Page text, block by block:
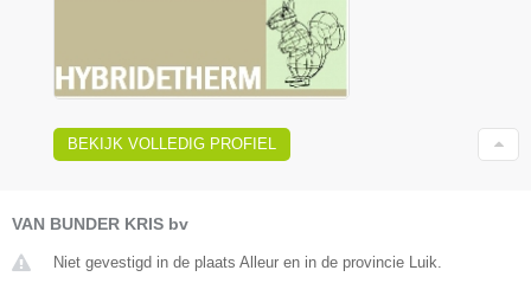
BEKIJK VOLLEDIG PROFIEL
VAN BUNDER KRIS bv
Niet gevestigd in de plaats Alleur en in de provincie Luik.